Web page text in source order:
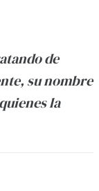
de
su nombre
la